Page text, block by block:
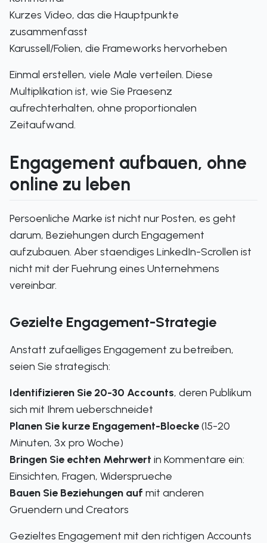
Kurzes Video, das die Hauptpunkte
zusammenfasst
Karussell/Folien, die Frameworks hervorheben
Einmal erstellen, viele Male verteilen. Diese
Multiplikation ist, wie Sie Praesenz
aufrechterhalten, ohne proportionalen
Zeitaufwand.
Engagement aufbauen, ohne
online zu leben
Persoenliche Marke ist nicht nur Posten, es geht
darum, Beziehungen durch Engagement
aufzubauen. Aber staendiges LinkedIn-Scrollen ist
nicht mit der Fuehrung eines Unternehmens
vereinbar.
Gezielte Engagement-Strategie
Anstatt zufaelliges Engagement zu betreiben,
seien Sie strategisch:
Identifizieren Sie 20-30 Accounts, deren Publikum
sich mit Ihrem ueberschneidet
Planen Sie kurze Engagement-Bloecke(15-20
Minuten, 3x pro Woche)
Bringen Sie echten Mehrwert in Kommentare ein:
Einsichten, Fragen, Widersprueche
Bauen Sie Beziehungen auf mit anderen
Gruendern und Creators
Gezieltes Engagement mit den richtigen Accounts